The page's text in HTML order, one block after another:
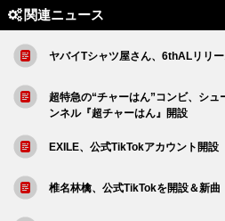
関連ニュース
ヤバイTシャツ屋さん、6thALリリ
超特急の“チャーはん”コンビ、シュ
ンネル『超チャーはん』開設
EXILE、公式TikTokアカウント開設
椎名林檎、公式TikTokを開設＆新曲